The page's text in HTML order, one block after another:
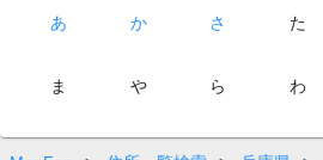
あ か さ た
ま や ら わ